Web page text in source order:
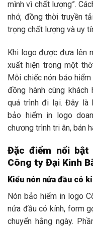
mình vì chất lượng”.
nhớ, đồng thời truyền
trọng chất lượng và uy
Khi logo được đưa lên
xuất hiện trong một
Mỗi chiếc nón bảo
đồng hành cùng
quá trình đi lại. Đây là
bảo hiểm in logo
chương trình tri ân, bán
Đặc điểm nổi
Công ty Đại Kinh
Kiểu nón nửa đầu có
Nón bảo hiểm in logo
nửa đầu có kính, form
chuyển hằng ngày.